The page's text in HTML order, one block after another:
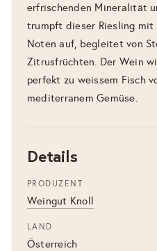
erfrischenden Mineralität
trumpft dieser Riesling
Noten auf, begleitet von
Zitrusfrüchten. Der Wein
perfekt zu weissem Fisch
mediterranem Gemüse.
Details
PRODUZENT
Weingut Knoll
LAND
Österreich